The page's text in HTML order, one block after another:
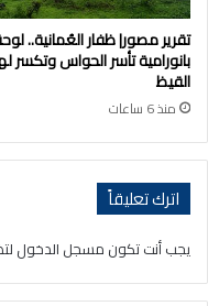
تقرير مصور| ظفار العُمانية..
بانورامية تأسر الحواس وتكسر
القيظ
منذ 6 ساعات
اترك تعليقاً
يجب أنت تكون مسجل الدخول